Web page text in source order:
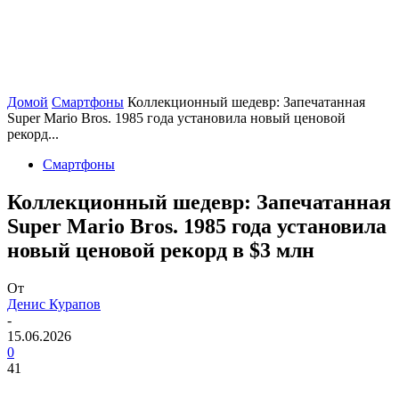
Домой Смартфоны Коллекционный шедевр: Запечатанная
Super Mario Bros. 1985 года установила новый ценовой
рекорд...
Смартфоны
Коллекционный шедевр: Запечатанная
Super Mario Bros. 1985 года установила
новый ценовой рекорд в $3 млн
От
Денис Курапов
-
15.06.2026
0
41